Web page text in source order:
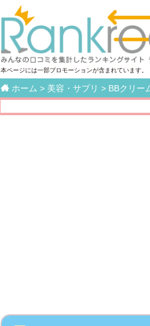
本ページには一部プロモーションが含まれています。
 ホーム > 美容・サプリ > BBクリー